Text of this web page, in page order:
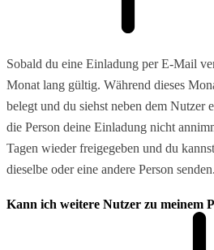
Sobald du eine Einladung per E-Mail
Monat lang gültig. Während dieses
belegt und du siehst neben dem Nutzer
die Person deine Einladung nicht
Tagen wieder freigegeben und du
dieselbe oder eine andere Person senden.
Kann ich weitere Nutzer zu meinem